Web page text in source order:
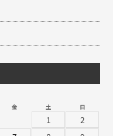
金 土 日
1
2